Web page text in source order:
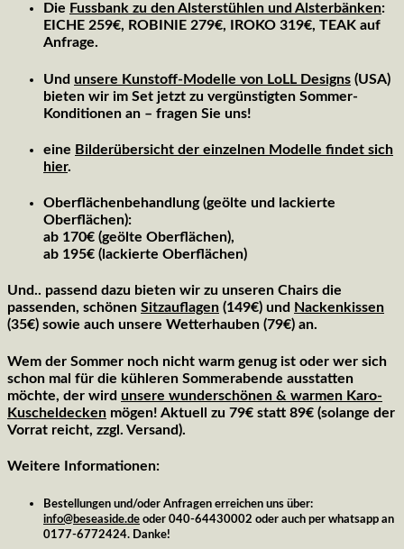
Die Fussbank zu den Alsterstühlen und Alsterbänken:
EICHE 259€, ROBINIE 279€, IROKO 319€, TEAK auf
Anfrage.
Und unsere Kunstoff-Modelle von LoLL Designs (USA)
bieten wir im Set jetzt zu vergünstigten Sommer-
Konditionen an – fragen Sie uns!
eine Bilderübersicht der einzelnen Modelle findet sich
hier.
Oberflächenbehandlung(geölte und lackierte
Oberflächen):
ab 170€ (geölte Oberflächen),
ab 195€ (lackierte Oberflächen)
Und.. passend dazu bieten wir zu unseren Chairs die
passenden, schönen Sitzauflagen (149€) und Nackenkissen
(35€) sowie auch unsere Wetterhauben (79€) an.
Wem der Sommer noch nicht warm genug ist oder wer sich
schon mal für die kühleren Sommerabende ausstatten
möchte, der wird unsere wunderschönen & warmen Karo-
Kuscheldecken mögen! Aktuell zu 79€ statt 89€ (solange der
Vorrat reicht, zzgl. Versand).
Weitere Informationen:
Bestellungen und/oder Anfragen erreichen uns über:
info@beseaside.de oder 040-64430002 oder auch per whatsapp an
0177-6772424. Danke!